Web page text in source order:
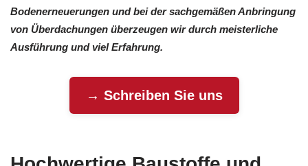
Bodenerneuerungen und bei der sachgemäßen Anbringung
von Überdachungen überzeugen wir durch meisterliche
Ausführung und viel Erfahrung.
→ Schreiben Sie uns